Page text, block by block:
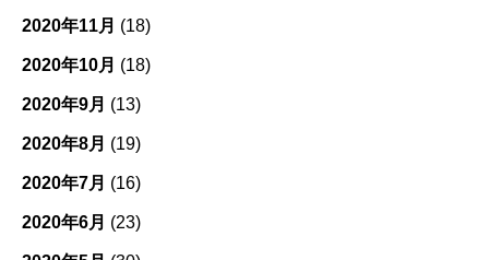
2020年11月 (18)
2020年10月 (18)
2020年9月 (13)
2020年8月 (19)
2020年7月 (16)
2020年6月 (23)